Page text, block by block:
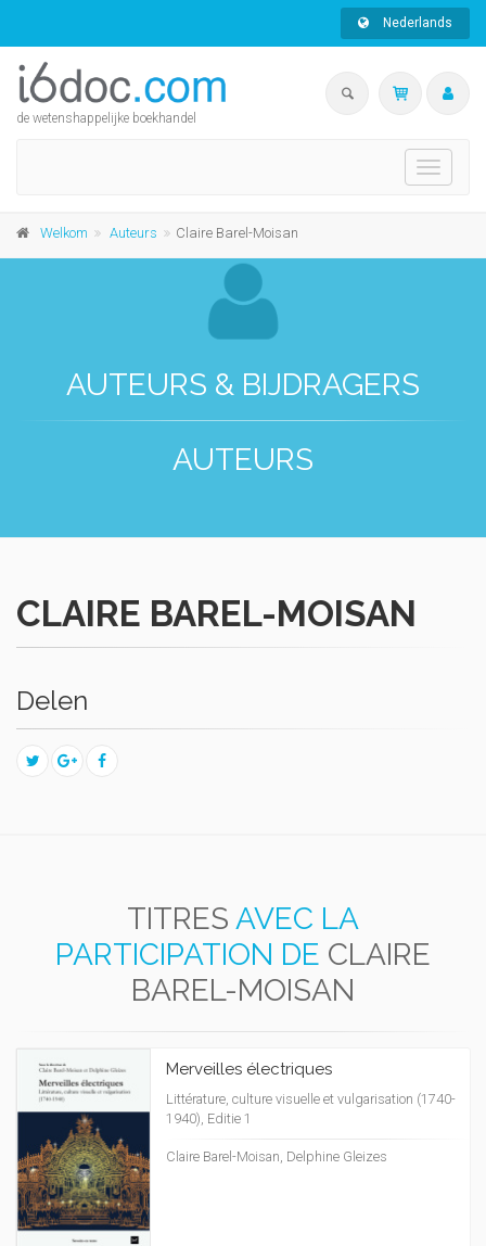
Nederlands
de wetenshappelijke boekhandel
Toggle
Welkom Auteurs Claire Barel-Moisan
AUTEURS & BIJDRAGERS
AUTEURS
CLAIRE BAREL-MOISAN
Delen
TITRES AVEC LA
PARTICIPATION DE CLAIRE
BAREL-MOISAN
Merveilles électriques
Littérature, culture visuelle et vulgarisation (1740-
1940), Editie 1
Claire Barel-Moisan, Delphine Gleizes